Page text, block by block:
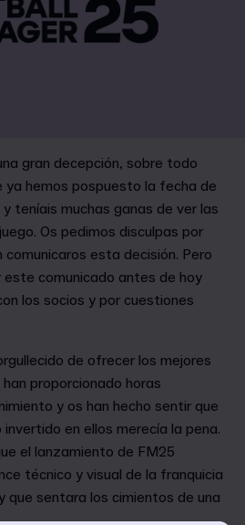
gran decepción, sobre todo
ya hemos pospuesto la fecha de
teníais muchas ganas de ver las
Os pedimos disculpas por
esta decisión. Pero
comunicado antes de hoy
los socios y por cuestiones
de ofrecer los mejores
proporcionado horas
y os han hecho sentir que
en ellos merecía la pena.
el lanzamiento de FM25
técnico y visual de la franquicia
que sentara los cimientos de una